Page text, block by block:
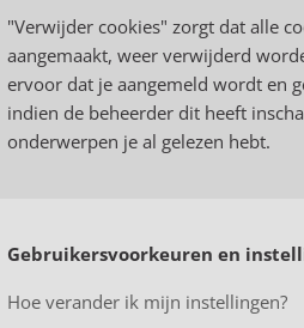
"Verwijder cookies" zorgt dat alle
aangemaakt, weer verwijderd
ervoor dat je aangemeld wordt en
indien de beheerder dit heeft
onderwerpen je al gelezen hebt.
Gebruikersvoorkeuren en
Hoe verander ik mijn instellingen?